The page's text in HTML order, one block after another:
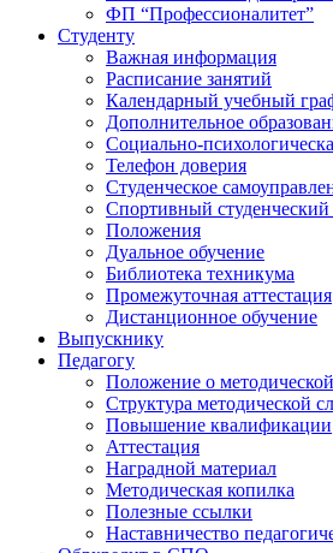
ФП “Профессионалитет”
Студенту
Важная информация
Расписание занятий
Календарный учебный
Дополнительное
Социально-
Телефон доверия
Студенческое
Спортивный
Положения
Дуальное обучение
Библиотека техникума
Промежуточная аттестация
Дистанционное обучение
Выпускнику
Педагогу
Положение о
Структура методической
Повышение квалификации
Аттестация
Наградной материал
Методическая копилка
Полезные ссылки
Наставничество